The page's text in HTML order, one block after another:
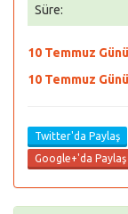
Süre:
10 Temmuz
10 Temmuz
Twitter'da Paylaş
Google+'da Paylaş